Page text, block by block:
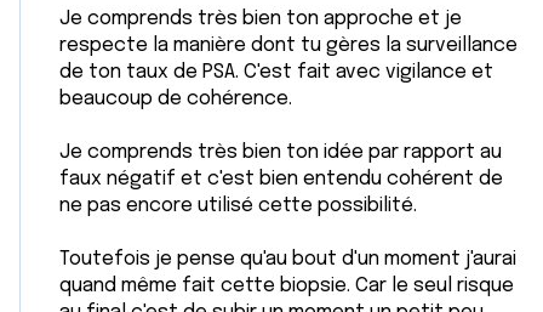
Je comprends très bien ton approche et je
respecte la manière dont tu gères la surveillance
de ton taux de PSA. C'est fait avec vigilance et
beaucoup de cohérence.
Je comprends très bien ton idée par rapport au
faux négatif et c'est bien entendu cohérent de
ne pas encore utilisé cette possibilité.
Toutefois je pense qu'au bout d'un moment j'aurai
quand même fait cette biopsie. Car le seul risque